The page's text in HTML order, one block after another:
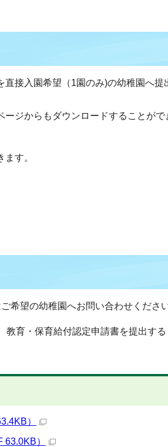
接入園希望（1園のみ)の幼稚園へ提
ジからもダウンロードすることがで
す。
希望の幼稚園へお問い合わせくださ
育・保育給付認定申請書を提出する
）
）